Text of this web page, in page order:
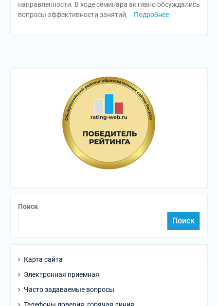
направленности. В ходе семинара активно обсуждались
вопросы эффективности занятий,
Подробнее
Поиск
Поиск
Карта сайта
Электронная приемная
Часто задаваемые вопросы